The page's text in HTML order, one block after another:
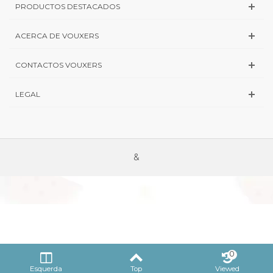
PRODUCTOS DESTACADOS
ACERCA DE VOUXERS
CONTACTOS VOUXERS
LEGAL
&
Esquerda Top Viewed
0